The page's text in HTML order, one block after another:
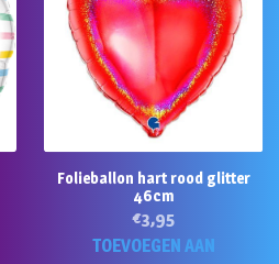
Folieballon hart rood glitter
46cm
€3,95
TOEVOEGEN AAN